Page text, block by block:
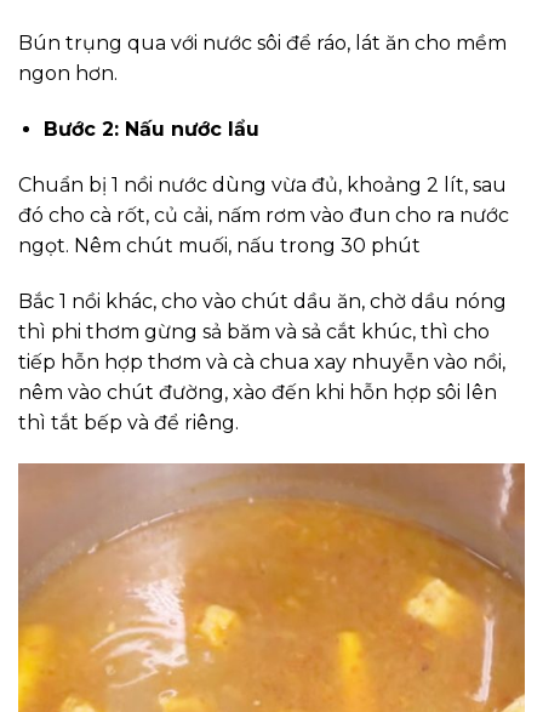
Bún trụng qua với nước sôi để ráo, lát ăn cho mềm
ngon hơn.
Bước 2: Nấu nước lẩu
Chuẩn bị 1 nồi nước dùng vừa đủ, khoảng 2 lít, sau
đó cho cà rốt, củ cải, nấm rơm vào đun cho ra nước
ngọt. Nêm chút muối, nấu trong 30 phút
Bắc 1 nồi khác, cho vào chút dầu ăn, chờ dầu nóng
thì phi thơm gừng sả băm và sả cắt khúc, thì cho
tiếp hỗn hợp thơm và cà chua xay nhuyễn vào nồi,
nêm vào chút đường, xào đến khi hỗn hợp sôi lên
thì tắt bếp và để riêng.